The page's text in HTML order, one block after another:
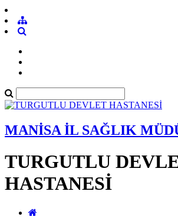
MANİSA İL SAĞLIK
TURGUTLU
HASTANESİ